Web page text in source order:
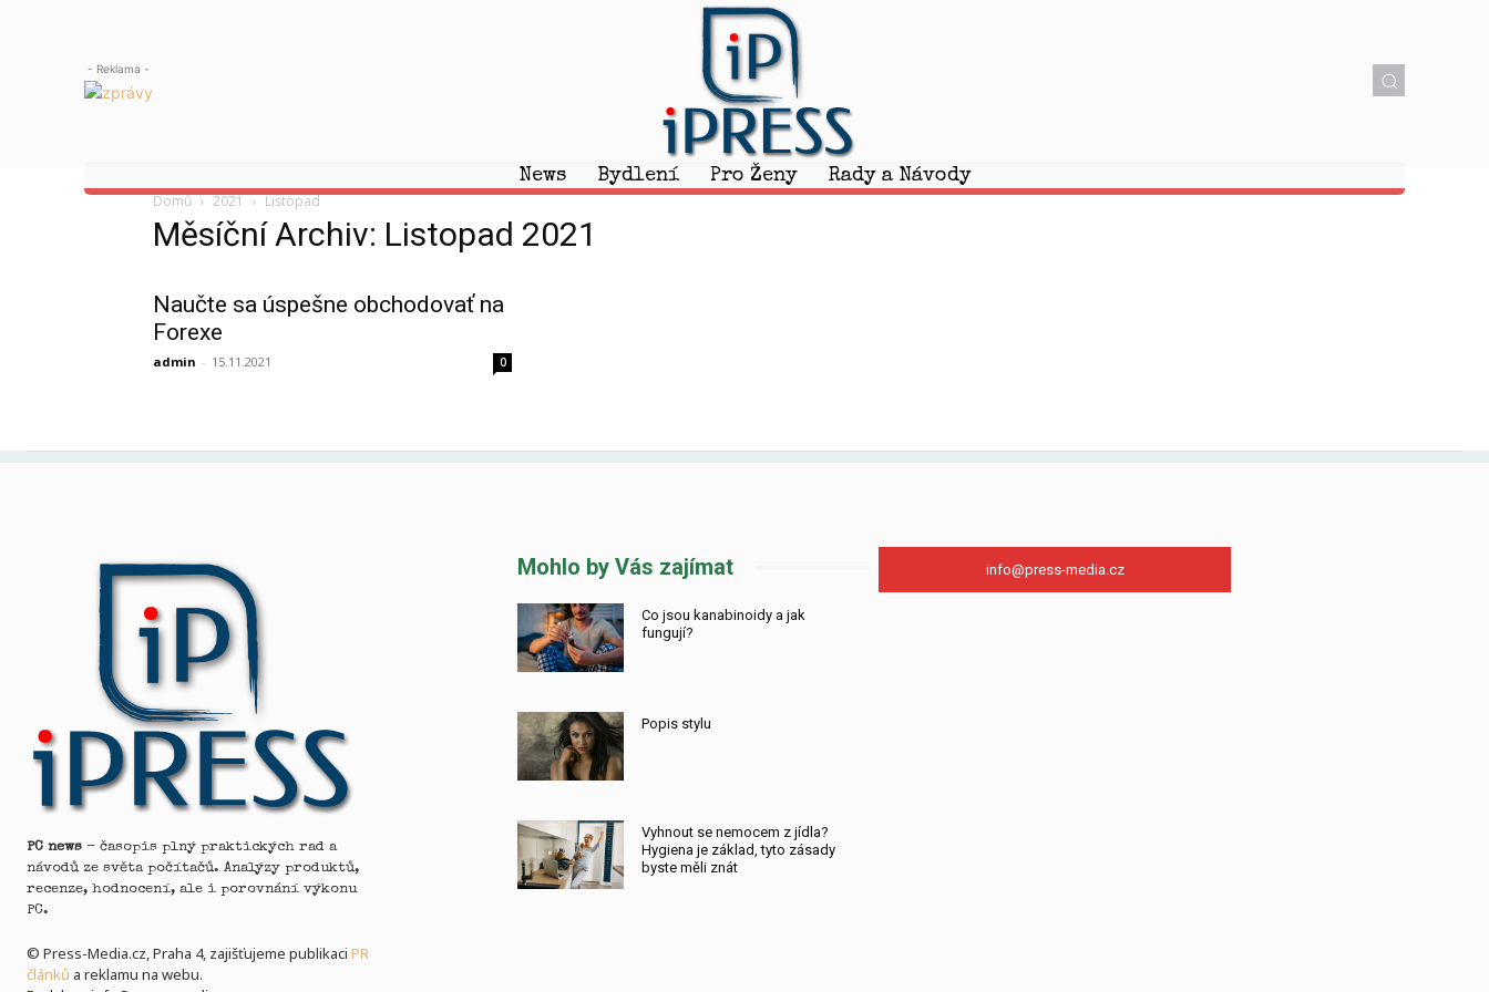
- Reklama -
News Bydlení Pro Ženy Rady a Návody
Domů 2021 Listopad
Měsíční Archiv: Listopad 2021
Naučte sa úspešne obchodovať na
Forexe
admin - 15.11.2021 0
PC news - časopis plný praktických rad a
návodů ze světa počítačů. Analýzy produktů,
recenze, hodnocení, ale i porovnání výkonu
PC.
© Press-Media.cz, Praha 4, zajišťujeme publikaci PR
článků a reklamu na webu.
Mohlo by Vás zajímat
Co jsou kanabinoidy a jak
fungují?
Popis stylu
Vyhnout se nemocem z jídla?
Hygiena je základ, tyto zásady
byste měli znát
info@press-media.cz